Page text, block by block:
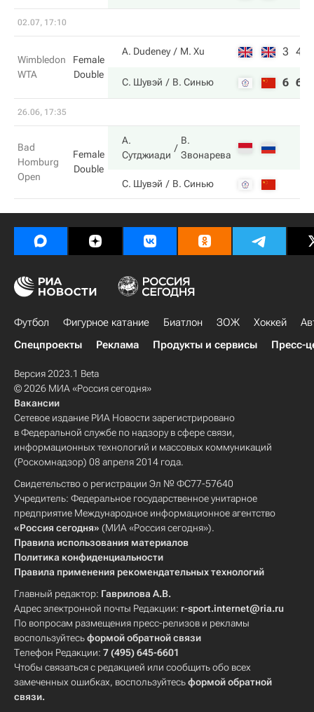
02.07, 17:10
Wimbledon
WTA
Female
Double
A. Dudeney M. Xu 3 4
С. Шувэй В. Синью 6 6
26.06, 17:35
Bad
Homburg
Open
Female
Double
А.
Сутджиади
В.
Звонарева
С. Шувэй В. Синью
Футбол Фигурное катание Биатлон ЗОЖ Хоккей
Спецпроекты
Реклама Продукты и сервисы Пресс-
Версия 2023.1 Beta
© 2026 МИА «Россия сегодня»
Вакансии
Сетевое издание РИА Новости зарегистрировано
в Федеральной службе по надзору в сфере связи,
информационных технологий и массовых коммуникаций
(Роскомнадзор) 08 апреля 2014 года.
Свидетельство о регистрации Эл № ФС77-57640
Учредитель: Федеральное государственное унитарное
предприятие Международное информационное агентство
«Россия сегодня» (МИА «Россия сегодня»).
Правила использования материалов
Политика конфиденциальности
Правила применения рекомендательных технологий
Главный редактор: Гаврилова А.В.
Адрес электронной почты Редакции: r-sport.internet@ria.ru
По вопросам размещения пресс-релизов и рекламы
воспользуйтесьформой обратной связи
Телефон Редакции: 7 (495) 645-6601
Чтобы связаться с редакцией или сообщить обо всех
замеченных ошибках, воспользуйтесьформой обратной
связи.